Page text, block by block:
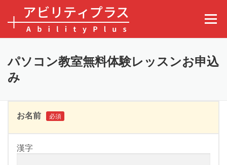
コンテンツへスキップ
メニ
パソコン教室無料体験レッスンお申込
み
お名前 必須
漢字